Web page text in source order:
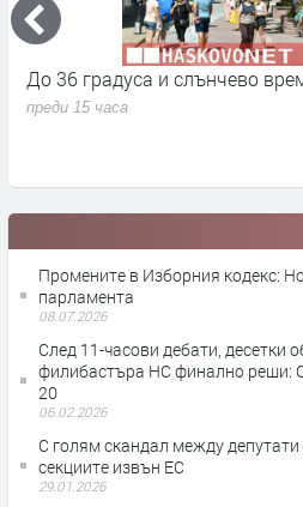
До 36 градуса и слънчево
преди 15 часа
Промените в Изборния кодекс:
парламента
08.07.2026
След 11-часови дебати, десетки
филибастъра НС финално реши:
20
06.02.2026
С голям скандал между
секциите извън ЕС
29.01.2026